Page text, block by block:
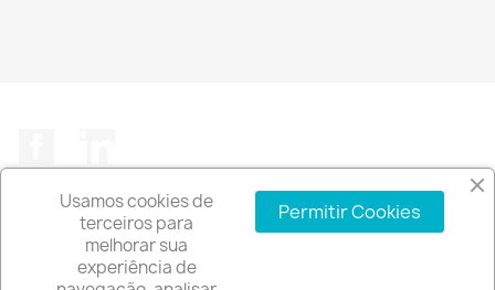
A EMPRESA
Usamos cookies de
terceiros para
melhorar sua
experiência de
Permitir Cookies